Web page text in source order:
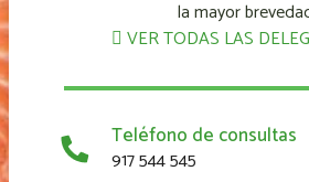
la mayor
VER TODAS LAS
Teléfono de consultas
917 544 545